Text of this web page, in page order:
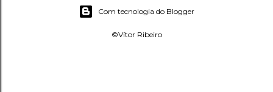
Com tecnologia do Blogger
©Vítor Ribeiro